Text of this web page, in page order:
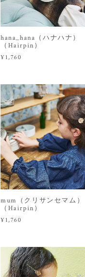
hana_hana（ハナハナ）
（Hairpin）
¥1,760
mum（クリサンセマム）
（Hairpin）
¥1,760